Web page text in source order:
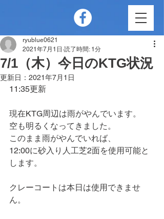
7/1（木）今日のKTG状況
ryublue0621
2021年7月1日 読了時間: 1分
更新日： 2021年7月1日
11:35更新
現在KTG周辺は雨がやんでいます。
空も明るくなってきました。
このまま雨がやんでいれば、
12:00に砂入り人工芝2面を使用可能と
します。
クレーコートは本日は使用できませ
ん。